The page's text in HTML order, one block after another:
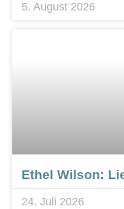
5. August 2026
Ethel Wilson:
24. Juli 2026